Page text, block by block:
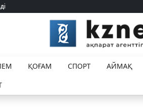
ҚОҒАМ СПОРТ
АЙМАҚ